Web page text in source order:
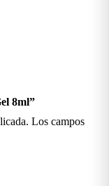
8ml”
Los campos